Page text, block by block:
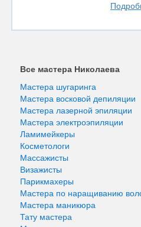
Все мастера Николаева
Мастера шугаринга
Мастера восковой депиляции
Мастера лазерной эпиляции
Мастера электроэпиляции
Ламимейкеры
Косметологи
Массажисты
Визажисты
Парикмахеры
Мастера по наращиванию
Мастера маникюра
Тату мастера